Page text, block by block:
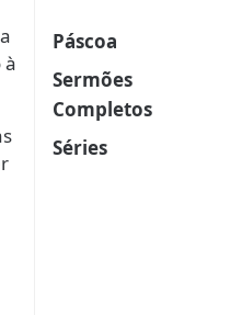
à
Páscoa
Sermões
Completos
Séries